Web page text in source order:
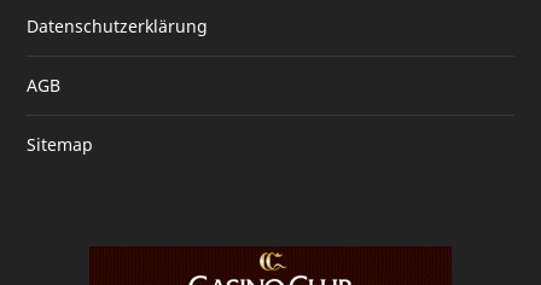
Datenschutzerklärung
AGB
Sitemap